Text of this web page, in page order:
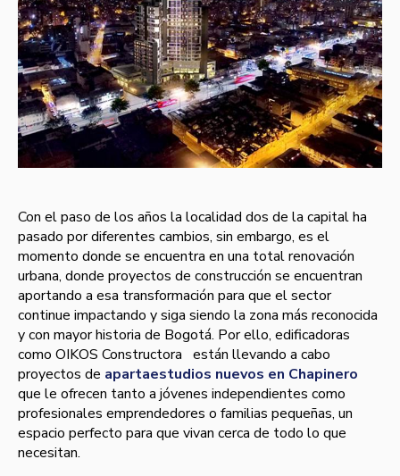
Con el paso de los años la localidad dos de la capital ha
pasado por diferentes cambios, sin embargo, es el
momento donde se encuentra en una total renovación
urbana, donde proyectos de construcción se encuentran
aportando a esa transformación para que el sector
continue impactando y siga siendo la zona más reconocida
y con mayor historia de Bogotá. Por ello, edificadoras
como OIKOS Constructora están llevando a cabo
proyectos de apartaestudios nuevos en Chapinero
que le ofrecen tanto a jóvenes independientes como
profesionales emprendedores o familias pequeñas, un
espacio perfecto para que vivan cerca de todo lo que
necesitan.